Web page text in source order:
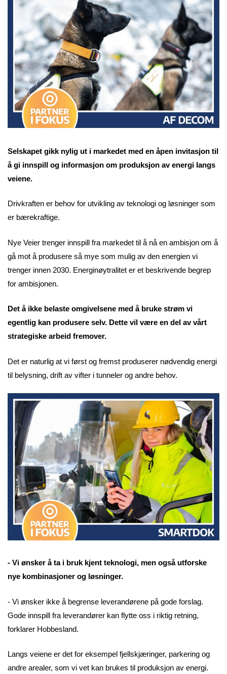
Selskapet gikk nylig ut i markedet med en åpen invitasjon til
å gi innspill og informasjon om produksjon av energi langs
veiene.
Drivkraften er behov for utvikling av teknologi og løsninger som
er bærekraftige.
Nye Veier trenger innspill fra markedet til å nå en ambisjon om å
gå mot å produsere så mye som mulig av den energien vi
trenger innen 2030. Energinøytralitet er et beskrivende begrep
for ambisjonen.
Det å ikke belaste omgivelsene med å bruke strøm vi
egentlig kan produsere selv. Dette vil være en del av vårt
strategiske arbeid fremover.
Det er naturlig at vi først og fremst produserer nødvendig energi
til belysning, drift av vifter i tunneler og andre behov.
- Vi ønsker å ta i bruk kjent teknologi, men også utforske
nye kombinasjoner og løsninger.
- Vi ønsker ikke å begrense leverandørene på gode forslag.
Gode innspill fra leverandører kan flytte oss i riktig retning,
forklarer Hobbesland.
Langs veiene er det for eksempel fjellskjæringer, parkering og
andre arealer, som vi vet kan brukes til produksjon av energi.